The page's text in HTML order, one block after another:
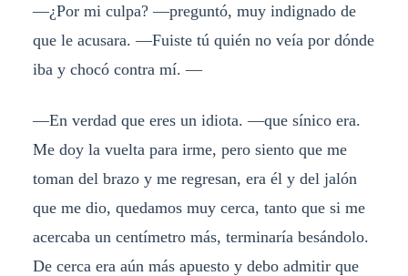
—¿Por mi culpa? —preguntó, muy indignado de
que le acusara. —Fuiste tú quién no veía por dónde
iba y chocó contra mí. —
—En verdad que eres un idiota. —que sínico era.
Me doy la vuelta para irme, pero siento que me
toman del brazo y me regresan, era él y del jalón
que me dio, quedamos muy cerca, tanto que si me
acercaba un centímetro más, terminaría besándolo.
De cerca era aún más apuesto y debo admitir que